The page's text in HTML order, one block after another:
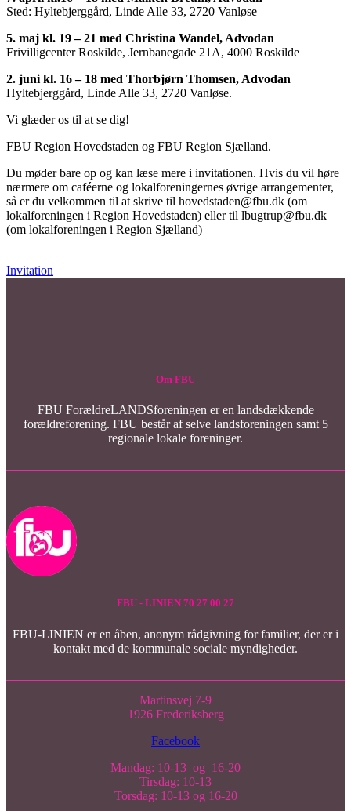
Sted: Hyltebjerggård, Linde Alle 33, 2720 Vanløse
5. maj kl. 19 – 21 med Christina Wandel, Advodan
Frivilligcenter Roskilde, Jernbanegade 21A, 4000 Roskilde
2. juni kl. 16 – 18 med Thorbjørn Thomsen, Advodan
Hyltebjerggård, Linde Alle 33, 2720 Vanløse.
Vi glæder os til at se dig!
FBU Region Hovedstaden og FBU Region Sjælland.
Du møder bare op og kan læse mere i invitationen. Hvis du vil høre
nærmere om caféerne og lokalforeningernes øvrige arrangementer,
så er du velkommen til at skrive til hovedstaden@fbu.dk (om
lokalforeningen i Region Hovedstaden) eller til lbugtrup@fbu.dk
(om lokalforeningen i Region Sjælland)
Invitation
Om FBU
FBU ForældreLANDSforeningen er en landsdækkende
forældreforening. FBU består af selve landsforeningen samt 5
regionale lokale foreninger.
FBU - LINIEN 70 27 00 27
FBU-LINIEN er en åben, anonym rådgivning for familier, der er i
kontakt med de kommunale sociale myndigheder.
Martinsvej 7-9
1926 Frederiksberg
Facebook
Mandag: 10-13 og 16-20
Tirsdag: 10-13
Torsdag: 10-13 og 16-20